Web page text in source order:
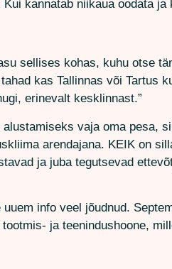
kannatab niikaua oodata
sellises kohas, kuhu otse
kas Tallinnas või Tartus
erinevalt kesklinnast.”
vaja oma pesa,
arendajana. KEIK on
ja juba tegutsevad
info veel jõudnud.
ja teenindushoone,